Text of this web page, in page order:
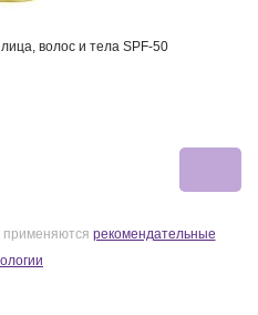
волос и тела SPF-50
рекомендательные